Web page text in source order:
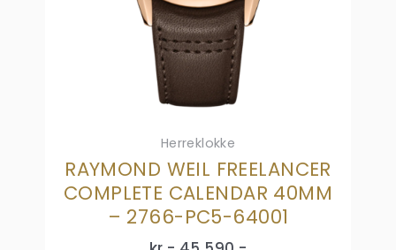
Herreklokke
RAYMOND WEIL FREELANCER
COMPLETE CALENDAR 40MM
– 2766-PC5-64001